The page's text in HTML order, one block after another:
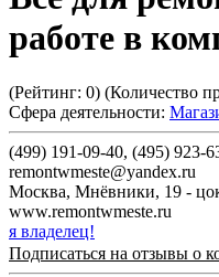
работе в
(Рейтинг: 0) (Количество
Сфера деятельности:
(499) 191-09-40, (495) 923-
remontwmeste@yandex.ru
Москва, Мнёвники, 19 -
www.remontwmeste.ru
я владелец!
Подписаться на отзывы о